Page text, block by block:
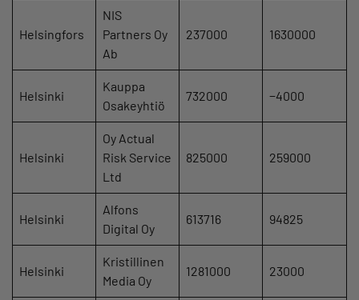
Helsingfors
NIS
Partners Oy
Ab
237000 1630000
Helsinki
Kauppa
Osakeyhtiö
732000 −4000
Helsinki
Oy Actual
Risk Service
Ltd
825000 259000
Helsinki
Alfons
Digital Oy
613716 94825
Helsinki
Kristillinen
Media Oy
1281000 23000